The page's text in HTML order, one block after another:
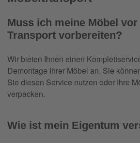
Muss ich meine Möbel vor
Transport vorbereiten?
Wir bieten Ihnen einen
Demontage Ihrer Möbel an. Sie
Sie diesen Service nutzen oder Ihre
verpacken.
Wie ist mein Eigentum